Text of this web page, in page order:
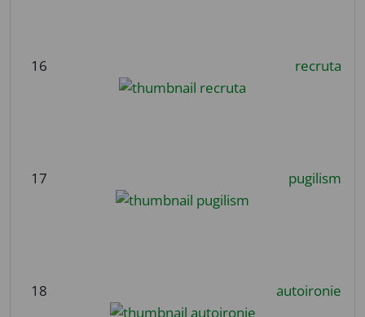
16 recruta
17 pugilism
18 autoironie